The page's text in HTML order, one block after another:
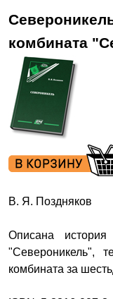
комбината
В. Я. Поздняков
Описана
"Североникель",
комбината за